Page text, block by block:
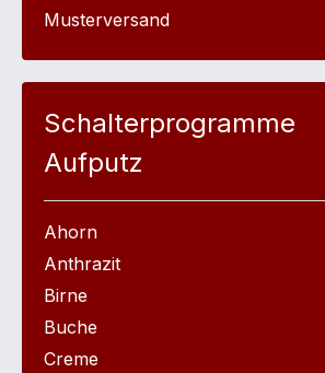
Musterversand
Schalterprogramme
Aufputz
Ahorn
Anthrazit
Birne
Buche
Creme